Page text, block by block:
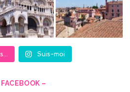
Suis-moi
–